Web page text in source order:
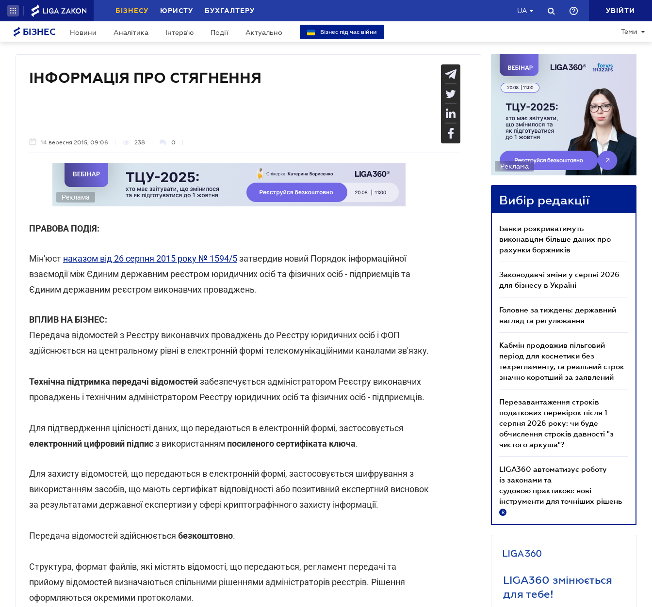
БІЗНЕСУ ЮРИСТУ БУХГАЛТЕРУ UA УВІЙТИ
БІЗНЕС Новини Аналітика Інтерв'ю Події Актуально Бізнес під час війни Теми
ІНФОРМАЦІЯ ПРО СТЯГНЕННЯ
14 вересня 2015, 09:06 238 0
Реклама
ПРАВОВА ПОДІЯ:
Мін'юст наказом від 26 серпня 2015 року № 1594/5затвердив новий Порядок інформаційної
взаємодії між Єдиним державним реєстром юридичних осіб та фізичних осіб - підприємців та
Єдиним державним реєстром виконавчих проваджень.
ВПЛИВ НА БІЗНЕС:
Передача відомостей з Реєстру виконавчих проваджень до Реєстру юридичних осіб і ФОП
здійснюється на центральному рівні в електронній формі телекомунікаційними каналами зв'язку.
Технічна підтримка передачі відомостейзабезпечується адміністратором Реєстру виконавчих
проваджень і технічним адміністратором Реєстру юридичних осіб та фізичних осіб - підприємців.
Для підтвердження цілісності даних, що передаються в електронній формі, застосовується
електронний цифровий підписз використанням посиленого сертифіката ключа.
Для захисту відомостей, що передаються в електронній формі, застосовується шифрування з
використанням засобів, що мають сертифікат відповідності або позитивний експертний висновок
за результатами державної експертизи у сфері криптографічного захисту інформації.
Передача відомостей здійснюється безкоштовно.
Структура, формат файлів, які містять відомості, що передаються, регламент передачі та
прийому відомостей визначаються спільними рішеннями адміністраторів реєстрів. Рішення
оформляються окремими протоколами.
Реклама
Вибір редакції
Банки розкриватимуть
виконавцям більше даних про
рахунки боржників
Законодавчі зміни у серпні 2026
для бізнесу в Україні
Головне за тиждень: державний
нагляд та регулювання
Кабмін продовжив пільговий
період для косметики без
техрегламенту, та реальний строк
значно коротший за заявлений
Перезавантаження строків
податкових перевірок після 1
серпня 2026 року: чи буде
обчислення строків давності "з
чистого аркуша"?
LIGA360 автоматизує роботу
із законами та
судовою практикою: нові
інструменти для точніших рішень
R
LIGA360 змінюється
для тебе!